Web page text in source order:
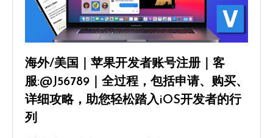
海外/美国｜苹果开发者账号注册｜客
服:@J56789｜全过程，包括申请、购买、
详细攻略，助您轻松踏入iOS开发者的行
列